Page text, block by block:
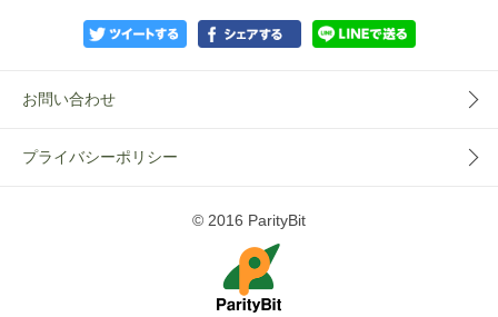
お問い合わせ
プライバシーポリシー
© 2016 ParityBit